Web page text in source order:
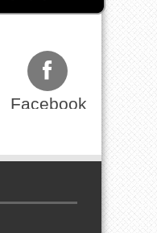
Facebook